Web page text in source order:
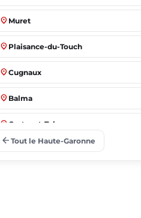
place Muret
place Plaisance-du-Touch
place Cugnaux
place Balma
place Castanet-Tolosan
arrow_back Tout le Haute-Garonne